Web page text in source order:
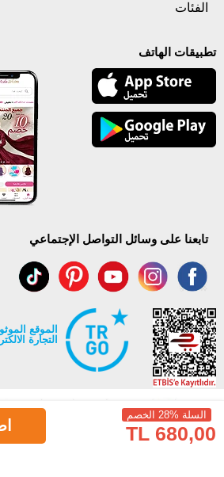
السلة %28 الخصم
680,00 TL
الفئات
تطبيقات الهاتف
تابعنا على وسائل التواصل الإجتماعي
الموقع
التجارة
جميع حقوق Modaselvim محفوظة ©2026